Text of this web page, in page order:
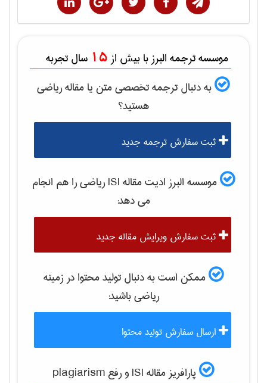
موسسه ترجمه البرز با بیش از 15 سال تجربه
به دنبال ترجمه تخصصی متن یا مقالهرياضی
هستید؟
ثبت سفارش ترجمه جدید
موسسه البرز ادیت مقاله ISI رياضیرا هم انجام
می دهد:
ثبت سفارش ویرایش مقاله جدید
ممکن است به دنبال تولید محتوا در زمینه
رياضیباشید:
ارسال سفارش تولید محتوا
پارافریز مقاله ISI و رفع plagiarism